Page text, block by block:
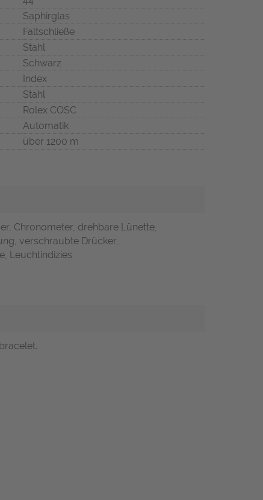
Saphirglas
Faltschließe
Stahl
Schwarz
Index
Stahl
Rolex COSC
Automatik
über 1200 m
Chronometer, drehbare Lünette,
verschraubte Drücker,
Leuchtindizies